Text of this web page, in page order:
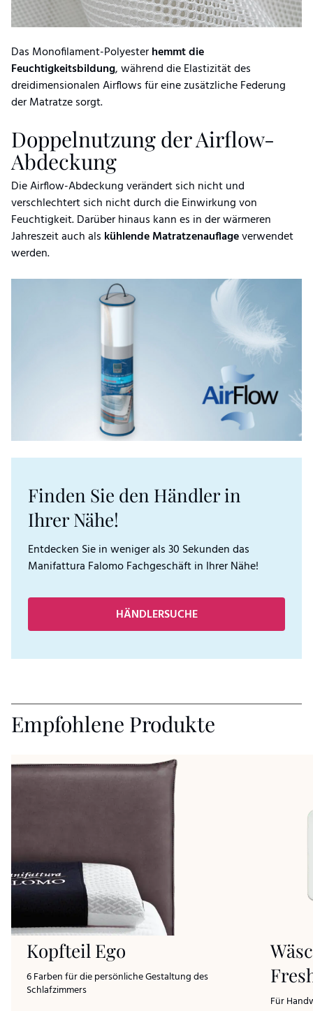
Das Monofilament-Polyesterhemmt die
Feuchtigkeitsbildung, während die Elastizität des
dreidimensionalen Airflows für eine zusätzliche Federung
der Matratze sorgt.
Doppelnutzung der Airflow-
Abdeckung
Die Airflow-Abdeckung verändert sich nicht und
verschlechtert sich nicht durch die Einwirkung von
Feuchtigkeit. Darüber hinaus kann es in der wärmeren
Jahreszeit auch als kühlende Matratzenauflageverwendet
werden.
Finden Sie den Händler in
Ihrer Nähe!
Entdecken Sie in weniger als 30 Sekunden das
Manifattura Falomo Fachgeschäft in Ihrer Nähe!
HÄNDLERSUCHE
Empfohlene Produkte
Kopfteil Ego
6 Farben für die persönliche Gestaltung des
Schlafzimmers
Für